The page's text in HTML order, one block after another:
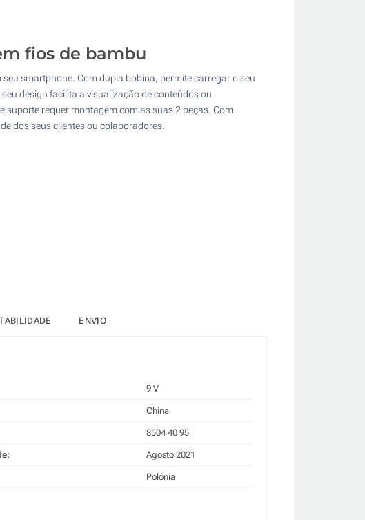
Atualizar
fios de bambu
smartphone. Com dupla bobina, permite carregar o seu
design facilita a visualização de conteúdos ou
suporte requer montagem com as suas 2 peças. Com
dos seus clientes ou colaboradores.
ENVIO
9 V
China
8504 40 95
Agosto 2021
Polónia